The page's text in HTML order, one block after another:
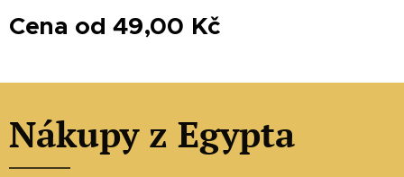
Cena od49,00 Kč
Nákupy z Egypta